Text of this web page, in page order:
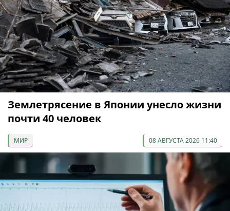
Землетрясение в Японии унесло жизни
почти 40 человек
МИР 08 АВГУСТА 2026 11:40